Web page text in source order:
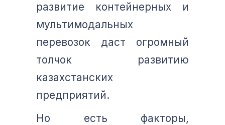
развитие контейнерных и
мультимодальных
перевозок даст огромный
толчок развитию
казахстанских
предприятий.
Но есть факторы,